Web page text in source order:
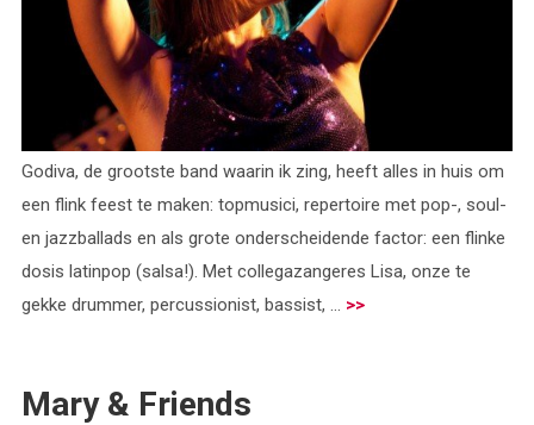
Godiva, de grootste band waarin ik zing, heeft alles in huis om
een flink feest te maken: topmusici, repertoire met pop-, soul-
en jazzballads en als grote onderscheidende factor: een flinke
dosis latinpop (salsa!). Met collegazangeres Lisa, onze te
gekke drummer, percussionist, bassist, ... >>
Mary & Friends